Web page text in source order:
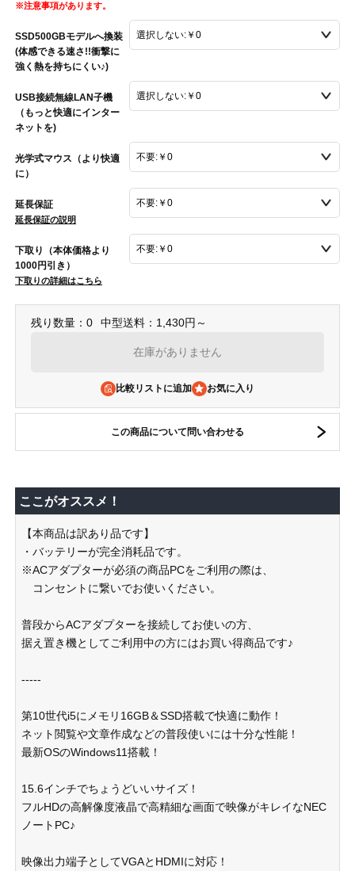
※注意事項があります。
SSD500GBモデルへ換装
(体感できる速さ!!衝撃に
強く熱を持ちにくい♪)
USB接続無線LAN子機
（もっと快適にインター
ネットを)
光学式マウス（より快適
に）
延長保証
延長保証の説明
下取り（本体価格より
1000円引き）
下取りの詳細はこちら
残り数量：0 中型送料：1,430円～
在庫がありません
比較リストに追加
この商品について問い合わせる
ここがオススメ！
【本商品は訳あり品です】
・バッテリーが完全消耗品です。
※ACアダプターが必須の商品PCをご利用の際は、
コンセントに繋いでお使いください。
普段からACアダプターを接続してお使いの方、
据え置き機としてご利用中の方にはお買い得商品です♪
-----
第10世代i5にメモリ16GB＆SSD搭載で快適に動作！
ネット閲覧や文章作成などの普段使いには十分な性能！
最新OSのWindows11搭載！
15.6インチでちょうどいいサイズ！
フルHDの高解像度液晶で高精細な画面で映像がキレイなNEC
ノートPC♪
映像出力端子としてVGAとHDMIに対応！